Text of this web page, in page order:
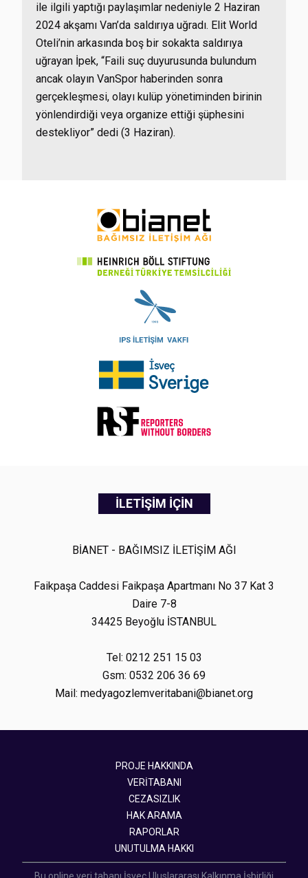
ile ilgili yaptığı paylaşımlar nedeniyle 2 Haziran
2024 akşamı Van’da saldırıya uğradı. Elit World
Oteli’nin arkasında boş bir sokakta saldırıya
uğrayan İpek, “Faili suç duyurusunda bulundum
ancak olayın VanSpor haberinden sonra
gerçekleşmesi, olayı kulüp yönetiminden birinin
yönlendirdiği veya organize ettiği şüphesini
destekliyor” dedi (3 Haziran).
İLETİŞİM İÇİN
BİANET - BAĞIMSIZ İLETİŞİM AĞI
Faikpaşa Caddesi Faikpaşa Apartmanı No 37 Kat 3
Daire 7-8
34425 Beyoğlu İSTANBUL
Tel: 0212 251 15 03
Gsm: 0532 206 36 69
Mail: medyagozlemveritabani@bianet.org
PROJE HAKKINDA
VERİTABANI
CEZASIZLIK
HAK ARAMA
RAPORLAR
UNUTULMA HAKKI